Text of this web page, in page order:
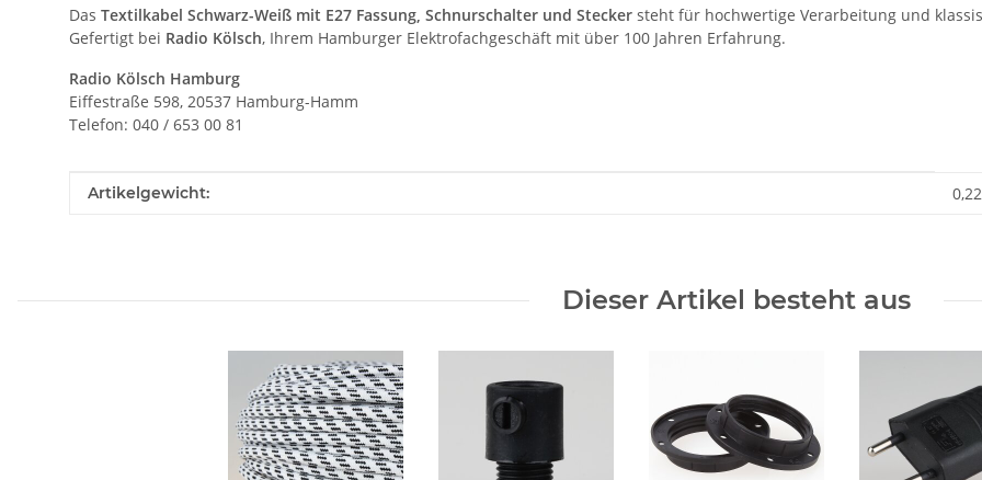
Das Textilkabel Schwarz-Weiß mit E27 Fassung, Schnurschalter und Stecker steht für hochwertige Verarbeitung und
Gefertigt bei Radio Kölsch, Ihrem Hamburger Elektrofachgeschäft mit über 100 Jahren Erfahrung.
Radio Kölsch Hamburg
Eiffestraße 598, 20537 Hamburg-Hamm
Telefon: 040 / 653 00 81
Produkteigenschaft
Wert
Artikelgewicht: 0,22
Dieser Artikel besteht aus